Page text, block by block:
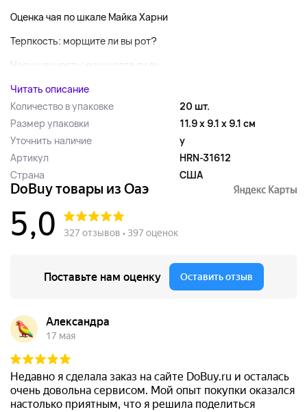
Оценка чая по шкале Майка Харни
Терпкость: морщите ли вы рот?
Насыщенность: ощущаете ли вы ...
Читать описание
Количество в упаковке
20 шт.
Размер упаковки
11.9 x 9.1 x 9.1 см
Уточнить наличие
y
Артикул
HRN-31612
Страна
США